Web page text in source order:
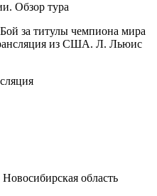
Обзор тура
за титулы чемпиона мира
из США. Л. Льюис
область